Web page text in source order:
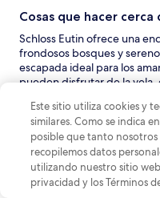
a
Cosas que hacer cerca
Schloss Eutin ofrece una
frondosos bosques y
escapada ideal para los
pueden disfrutar de la vela,
paseos tranquilos y
convierte en una deliciosa
Muelle de
pintoresco muelle y
lugar ofrece
excelente lugar para
Este sitio utiliza cookies y
similares. Como se indica
posible que tanto nosotros
recopilemos datos
utilizando nuestro sitio
privacidad y los Términos